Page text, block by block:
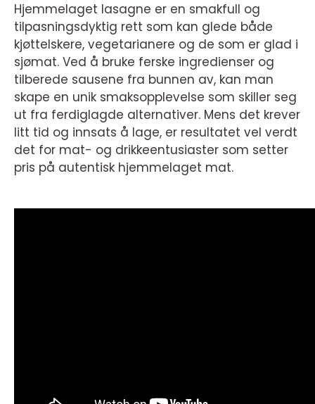
Hjemmelaget lasagne er en smakfull og
tilpasningsdyktig rett som kan glede både
kjøttelskere, vegetarianere og de som er glad i
sjømat. Ved å bruke ferske ingredienser og
tilberede sausene fra bunnen av, kan man
skape en unik smaksopplevelse som skiller seg
ut fra ferdiglagde alternativer. Mens det krever
litt tid og innsats å lage, er resultatet vel verdt
det for mat- og drikkeentusiaster som setter
pris på autentisk hjemmelaget mat.